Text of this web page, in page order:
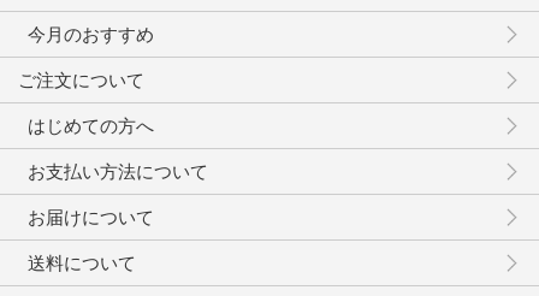
今月のおすすめ
ご注文について
はじめての方へ
お支払い方法について
お届けについて
送料について